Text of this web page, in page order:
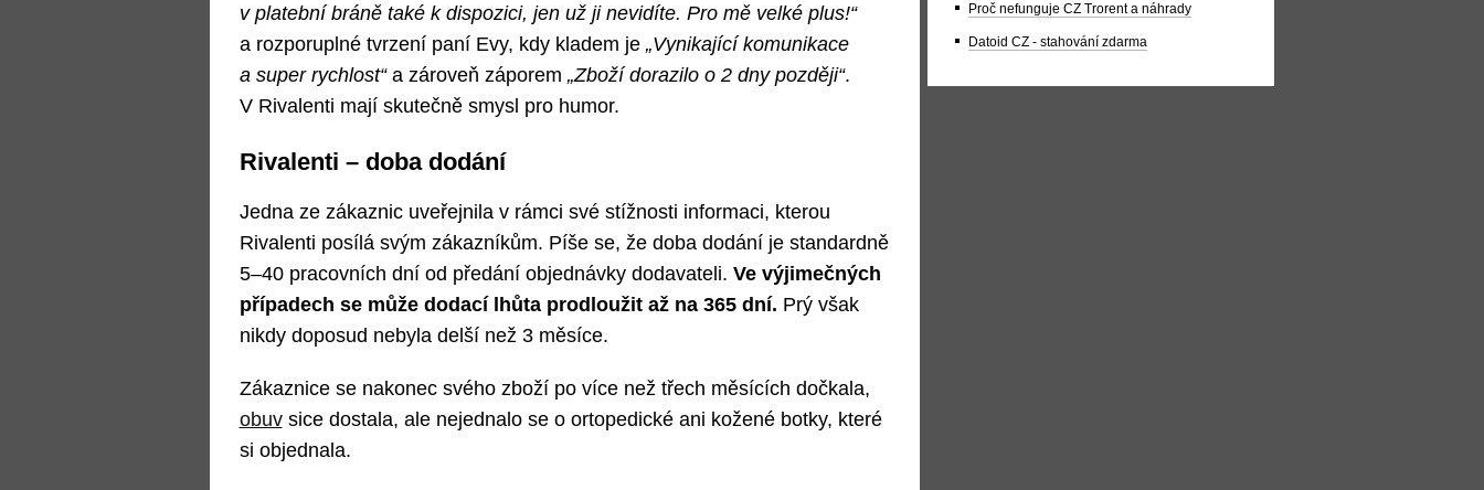
v platební bráně také k dispozici, jen už ji nevidíte. Pro mě velké plus!“
a rozporuplné tvrzení paní Evy, kdy kladem je „Vynikající komunikace
a super rychlost“a zároveň záporem „Zboží dorazilo o 2 dny později“.
V Rivalenti mají skutečně smysl pro humor.
Rivalenti – doba dodání
Jedna ze zákaznic uveřejnila v rámci své stížnosti informaci, kterou
Rivalenti posílá svým zákazníkům. Píše se, že doba dodání je standardně
5–40 pracovních dní od předání objednávky dodavateli. Ve výjimečných
případech se může dodací lhůta prodloužit až na 365 dní. Prý však
nikdy doposud nebyla delší než 3 měsíce.
Zákaznice se nakonec svého zboží po více než třech měsících dočkala,
obuvsice dostala, ale nejednalo se o ortopedické ani kožené botky, které
si objednala.
Proč nefunguje CZ Trorent a náhrady
Datoid CZ - stahování zdarma